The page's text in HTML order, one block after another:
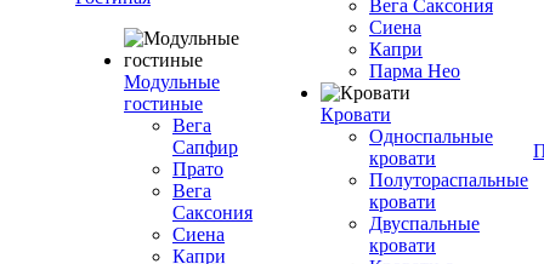
Модульные
гостиные
Вега
Сапфир
Прато
Вега
Саксония
Сиена
Капри
Вега Саксония
Сиена
Капри
Парма Нео
Кровати
Односпальные
кровати
Полутораспальные
кровати
Двуспальные
кровати